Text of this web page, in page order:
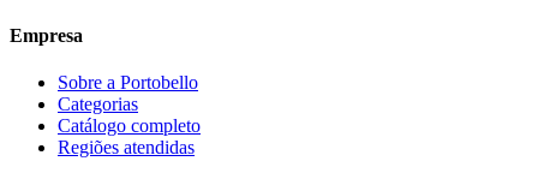
Empresa
Sobre a Portobello
Categorias
Catálogo completo
Regiões atendidas